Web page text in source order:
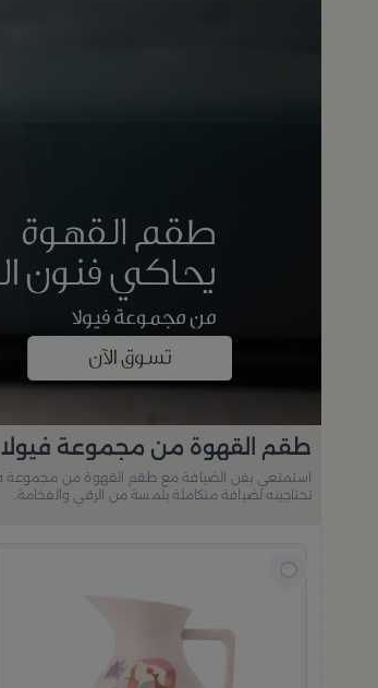
طقم القهوة من مجموعة فيولا
تحتاجينه لضيافة متكاملة بلمسة من الرقي والفخامة.